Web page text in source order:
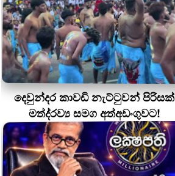
දෙවුන්දර කාවඩි නැට්ටුවන් පිරිසක්
මත්ද‍්‍රව්‍ය සමග අත්අඩංගුවට!